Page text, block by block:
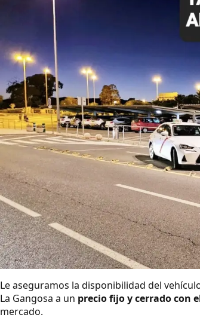
Le aseguramos la disponibilidad del
La Gangosa a un precio fijo y cerrado con
mercado.